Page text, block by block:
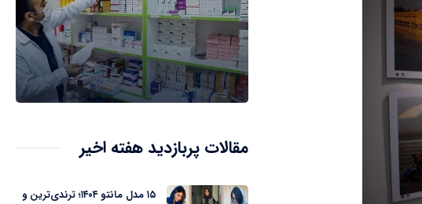
مقالات پربازدید هفته اخیر
۱۵ مدل مانتو ۱۴۰۴؛ ترندی‌ترین و